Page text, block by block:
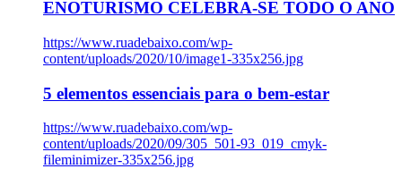
ENOTURISMO CELEBRA-SE TODO O ANO
https://www.ruadebaixo.com/wp-
content/uploads/2020/10/image1-335x256.jpg
5 elementos essenciais para o bem-estar
https://www.ruadebaixo.com/wp-
content/uploads/2020/09/305_501-93_019_cmyk-
fileminimizer-335x256.jpg